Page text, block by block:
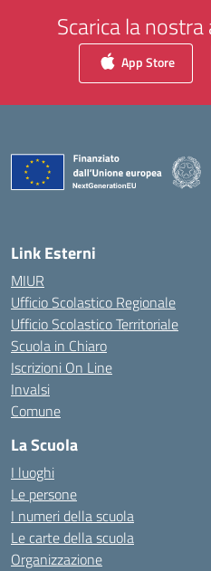
Scarica la
App Store
Link Esterni
MIUR
Ufficio Scolastico Regionale
Ufficio Scolastico Territoriale
Scuola in Chiaro
Iscrizioni On Line
Invalsi
Comune
La Scuola
I luoghi
Le persone
I numeri della scuola
Le carte della scuola
Organizzazione